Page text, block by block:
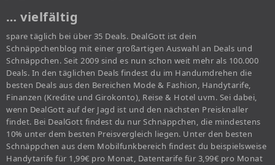
… vielfältig
spare täglich bei über 35 Deals. DealGott ist dein
Schnäppchenblog mit einer großartigen Auswahl an Deals und
Schnäppchen. Seit 2009 sind es nun schon weit mehr als 100.000
Deals. In den täglichen Deals findest du im Handumdrehen die
besten Deals aus den Bereichen Mode & Fashion, Handytarife,
Finanzen (Kredite und Girokonto), Reise & Hotel uvm. Sei dabei,
wenn DealGott auf der Jagd ist und den nächsten Preisknaller
findet. Bei DealGott findest du nur Schnäppchen, die mindestens
10% unter dem besten Preisvergleich liegen. Unter den besten
Schnäppchen aus dem Mobilfunkbereich findest du beispielsweise
Handytarife für 1,99€ pro Monat, Datentarife für 3,99€ pro Monat